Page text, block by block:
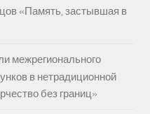
«Память, застывшая в
межрегионального
в нетрадиционной
без границ»